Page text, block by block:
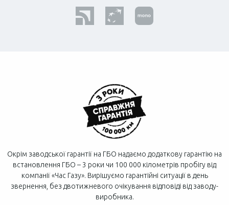
Окрім заводської гарантії на ГБО надаємо додаткову гарантію на
встановлення ГБО – 3 роки чи 100 000 кілометрів пробігу від
компанії «Час Газу». Вирішуємо гарантійні ситуації в день
звернення, без двотижневого очікування відповіді від заводу-
виробника.